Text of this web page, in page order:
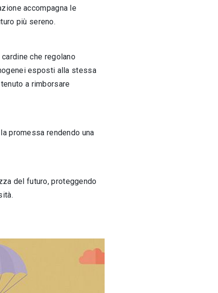
accompagna le
più sereno.
che regolano
esposti alla stessa
a rimborsare
promessa rendendo una
del futuro, proteggendo